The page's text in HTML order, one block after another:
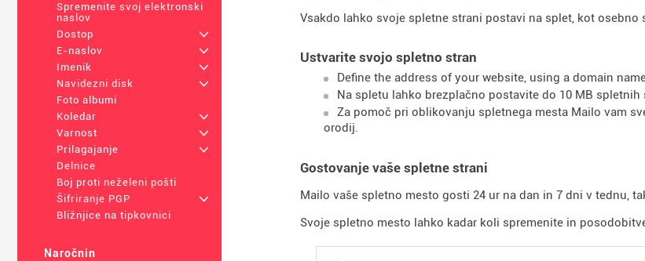
Spremenite svoj elektronski
naslov
Dostop
+
E-naslov
+
Imenik
+
Navidezni disk
+
Foto albumi
Koledar
+
Varnost
+
Prilagajanje
+
Delnice
Boj proti neželeni pošti
Šifriranje PGP
+
Bližnjice na tipkovnici
Naročnin
Vsakdo lahko svoje spletne strani postavi na splet, kot
Ustvarite svojo spletno stran
Define the address of your website, using a domain
Na spletu lahko brezplačno postavite do 10 MB spletnih
Za pomoč pri oblikovanju spletnega mesta Mailo vam
orodij.
Gostovanje vaše spletne strani
Mailo vaše spletno mesto gosti 24 ur na dan in 7 dni v tednu,
Svoje spletno mesto lahko kadar koli spremenite in